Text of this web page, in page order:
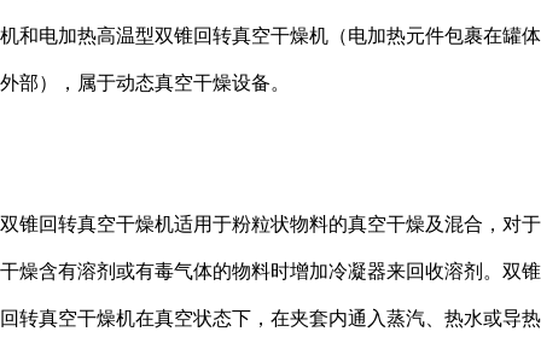
机和电加热高温型双锥回转真空干燥机（电加热元件包裹在罐体
外部），属于动态真空干燥设备。
双锥回转真空干燥机适用于粉粒状物料的真空干燥及混合，对于
干燥含有溶剂或有毒气体的物料时增加冷凝器来回收溶剂。双锥
回转真空干燥机在真空状态下，在夹套内通入蒸汽、热水或导热